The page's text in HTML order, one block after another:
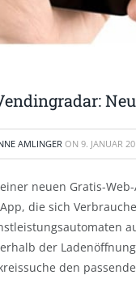
AMLINGER ON 9. JANUAR
neuen Gratis-
die sich
der
den